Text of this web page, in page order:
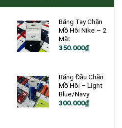
Băng Tay Chặn
Mồ Hôi Nike – 2
Mặt
350.000₫
Băng Đầu Chặn
Mồ Hôi – Light
Blue/Navy
300.000₫